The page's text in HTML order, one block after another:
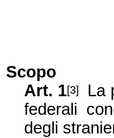
Scopo
Art. 1[3]
La
federali
degli